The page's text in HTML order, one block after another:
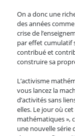
On a donc une
des années
crise de
par effet cumulatif
contribué et
construire sa
L’activisme
vous lancez la
d’activités sans
elles. Le jour où
mathématiques »,
une nouvelle série